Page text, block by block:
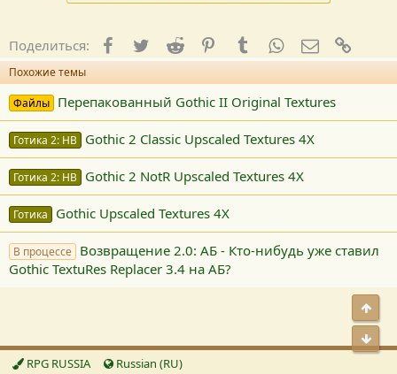
Поделиться: Facebook
TwitterReddit PinterestTumblrWhatsApp
E-mail
Похожие темы
Файлы Перепакованный Gothic II Original Textures
Готика 2: НВ Gothic 2 Classic Upscaled Textures 4X
Готика 2: НВ Gothic 2 NotR Upscaled Textures 4X
Готика Gothic Upscaled Textures 4X
В процессе Возвращение 2.0: АБ - Кто-нибудь уже ставил
Gothic TextuRes Replacer 3.4 на АБ?
RPG RUSSIA Russian (RU)